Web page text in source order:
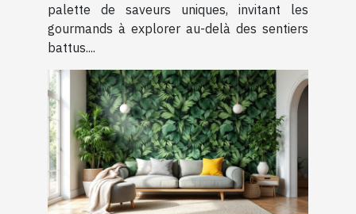
palette de saveurs uniques, invitant les
gourmands à explorer au-delà des sentiers
battus....